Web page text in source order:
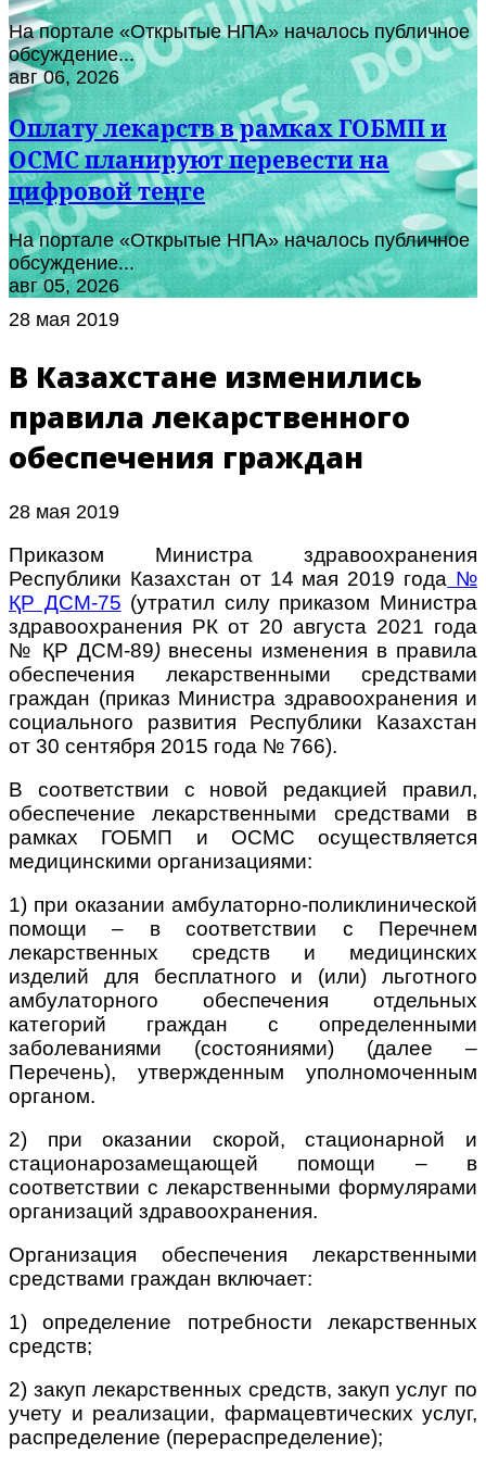
На портале «Открытые НПА» началось публичное
обсуждение...
авг 06, 2026
Оплату лекарств в рамках ГОБМП и
ОСМС планируют перевести на
цифровой теңге
На портале «Открытые НПА» началось публичное
обсуждение...
авг 05, 2026
28 мая 2019
В Казахстане изменились
правила лекарственного
обеспечения граждан
28 мая 2019
Приказом Министра здравоохранения
Республики Казахстан от 14 мая 2019 года №
ҚР ДСМ-75 (утратил силу приказом Министра
здравоохранения РК от 20 августа 2021 года
№ ҚР ДСМ-89)внесены изменения в правила
обеспечения лекарственными средствами
граждан (приказ Министра здравоохранения и
социального развития Республики Казахстан
от 30 сентября 2015 года № 766).
В соответствии с новой редакцией правил,
обеспечение лекарственными средствами в
рамках ГОБМП и ОСМС осуществляется
медицинскими организациями:
1) при оказании амбулаторно-поликлинической
помощи – в соответствии с Перечнем
лекарственных средств и медицинских
изделий для бесплатного и (или) льготного
амбулаторного обеспечения отдельных
категорий граждан с определенными
заболеваниями (состояниями) (далее –
Перечень), утвержденным уполномоченным
органом.
2) при оказании скорой, стационарной и
стационарозамещающей помощи – в
соответствии с лекарственными формулярами
организаций здравоохранения.
Организация обеспечения лекарственными
средствами граждан включает:
1) определение потребности лекарственных
средств;
2) закуп лекарственных средств, закуп услуг по
учету и реализации, фармацевтических услуг,
распределение (перераспределение);